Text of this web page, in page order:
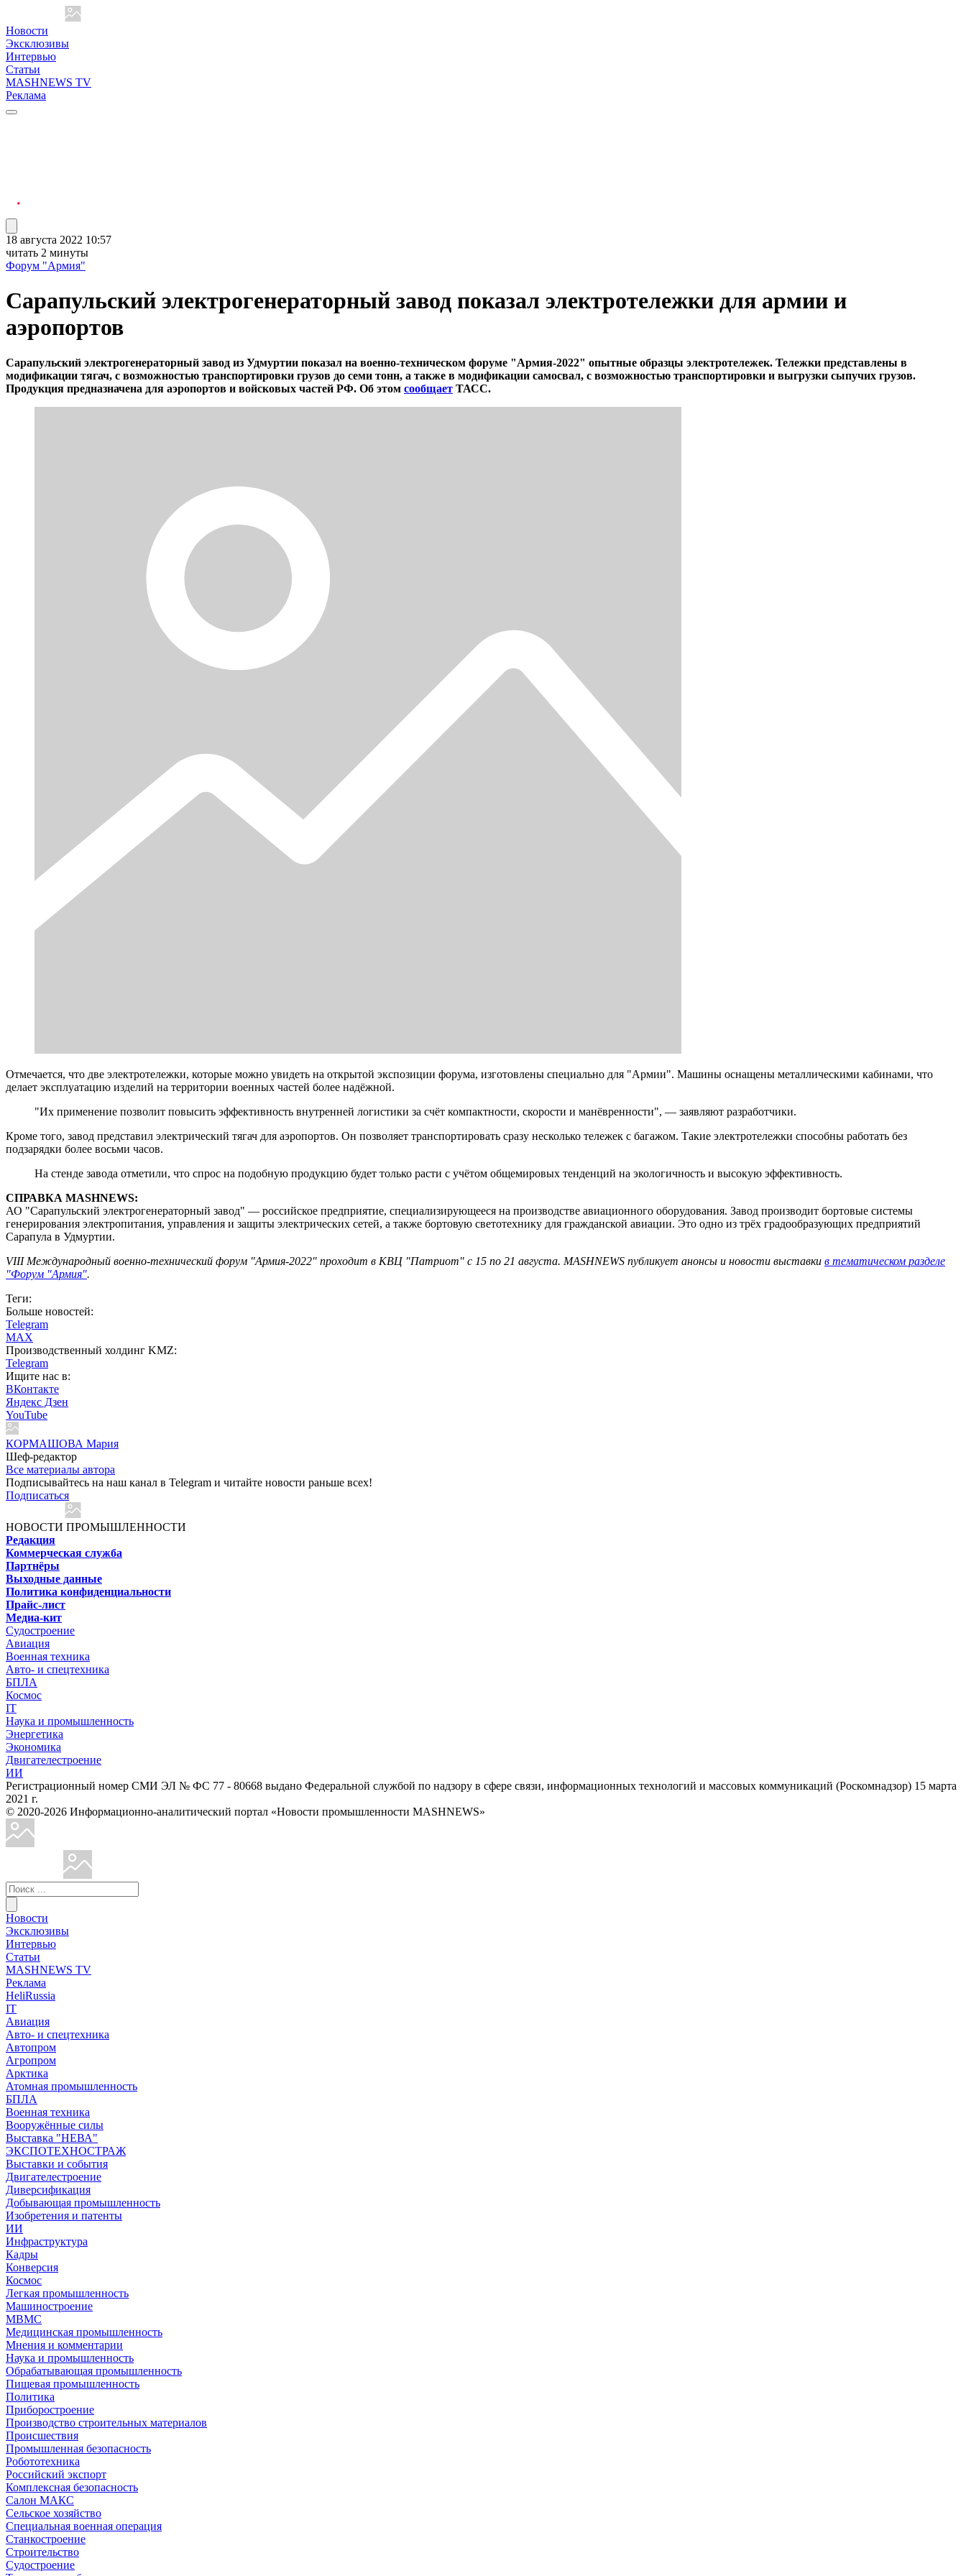
Новости
Эксклюзивы
Интервью
Статьи
MASHNEWS TV
Реклама
18 августа 2022 10:57
читать 2 минуты
Форум "Армия"
Сарапульский электрогенераторный завод показал электротележки для армии и
аэропортов
Сарапульский электрогенераторный завод из Удмуртии показал на военно-техническом форуме "Армия-2022" опытные образцы электротележек. Тележки представлены в
модификации тягач, с возможностью транспортировки грузов до семи тонн, а также в модификации самосвал, с возможностью транспортировки и выгрузки сыпучих грузов.
Продукция предназначена для аэропортов и войсковых частей РФ. Об этом сообщает ТАСС.
Отмечается, что две электротележки, которые можно увидеть на открытой экспозиции форума, изготовлены специально для "Армии". Машины оснащены металлическими кабинами, что
делает эксплуатацию изделий на территории военных частей более надёжной.
"Их применение позволит повысить эффективность внутренней логистики за счёт компактности, скорости и манёвренности", — заявляют разработчики.
Кроме того, завод представил электрический тягач для аэропортов. Он позволяет транспортировать сразу несколько тележек с багажом. Такие электротележки способны работать без
подзарядки более восьми часов.
На стенде завода отметили, что спрос на подобную продукцию будет только расти с учётом общемировых тенденций на экологичность и высокую эффективность.
СПРАВКА MASHNEWS:
АО "Сарапульский электрогенераторный завод" — российское предприятие, специализирующееся на производстве авиационного оборудования. Завод производит бортовые системы
генерирования электропитания, управления и защиты электрических сетей, а также бортовую светотехнику для гражданской авиации. Это одно из трёх градообразующих предприятий
Сарапула в Удмуртии.
VIII Международный военно-технический форум "Армия-2022" проходит в КВЦ "Патриот" с 15 по 21 августа. MASHNEWS публикует анонсы и новости выставки в тематическом разделе
"Форум "Армия".
Теги:
Больше новостей:
Telegram
MAX
Производственный холдинг KMZ:
Telegram
Ищите нас в:
ВКонтакте
Яндекс Дзен
YouTube
КОРМАШОВА Мария
Шеф-редактор
Все материалы автора
Подписывайтесь на наш канал в Telegram и читайте новости раньше всех!
Подписаться
НОВОСТИ ПРОМЫШЛЕННОСТИ
Редакция
Коммерческая служба
Партнёры
Выходные данные
Политика конфиденциальности
Прайс-лист
Медиа-кит
Судостроение
Авиация
Военная техника
Авто- и спецтехника
БПЛА
Космос
IT
Наука и промышленность
Энергетика
Экономика
Двигателестроение
ИИ
Регистрационный номер СМИ ЭЛ № ФС 77 - 80668 выдано Федеральной службой по надзору в сфере связи, информационных технологий и массовых коммуникаций (Роскомнадзор) 15 марта
2021 г.
© 2020-2026 Информационно-аналитический портал «Новости промышленности MASHNEWS»
Новости
Эксклюзивы
Интервью
Статьи
MASHNEWS TV
Реклама
HeliRussia
IT
Авиация
Авто- и спецтехника
Автопром
Агропром
Арктика
Атомная промышленность
БПЛА
Военная техника
Вооружённые силы
Выставка "НЕВА"
ЭКСПОТЕХНОСТРАЖ
Выставки и события
Двигателестроение
Диверсификация
Добывающая промышленность
Изобретения и патенты
ИИ
Инфраструктура
Кадры
Конверсия
Космос
Легкая промышленность
Машиностроение
МВМС
Медицинская промышленность
Мнения и комментарии
Наука и промышленность
Обрабатывающая промышленность
Пищевая промышленность
Политика
Приборостроение
Производство строительных материалов
Происшествия
Промышленная безопасность
Робототехника
Российский экспорт
Комплексная безопасность
Салон МАКС
Сельское хозяйство
Специальная военная операция
Станкостроение
Строительство
Судостроение